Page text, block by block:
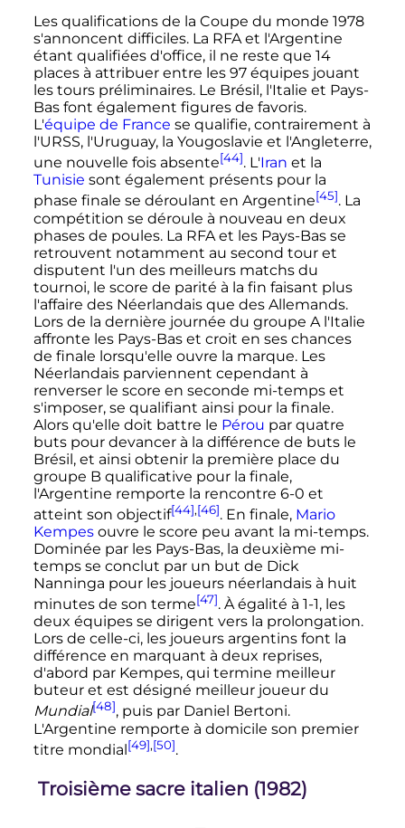
Les qualifications de la Coupe du monde 1978
s'annoncent difficiles. La RFA et l'Argentine
étant qualifiées d'office, il ne reste que 14
places à attribuer entre les 97 équipes jouant
les tours préliminaires. Le Brésil, l'Italie et Pays-
Bas font également figures de favoris.
L'équipe de France se qualifie, contrairement à
l'URSS, l'Uruguay, la Yougoslavie et l'Angleterre,
une nouvelle fois absente[44]. L'Iran et la
Tunisie sont également présents pour la
phase finale se déroulant en Argentine[45]. La
compétition se déroule à nouveau en deux
phases de poules. La RFA et les Pays-Bas se
retrouvent notamment au second tour et
disputent l'un des meilleursmatchs du
tournoi, le score de parité à la fin faisant plus
l'affaire des Néerlandais que des Allemands.
Lors de la dernière journée du groupe A l'Italie
affronte les Pays-Bas et croit en ses chances
de finale lorsqu'elle ouvre la marque. Les
Néerlandais parviennent cependant à
renverser le score en seconde mi-temps et
s'imposer, se qualifiant ainsi pour la finale.
Alors qu'elle doit battre le Pérou par quatre
buts pour devancer à la différence de buts le
Brésil, et ainsi obtenir la première place du
groupe B qualificative pour la finale,
l'Argentine remporte la rencontre 6-0 et
atteint son objectif[44],[46]. En finale, Mario
Kempesouvre le score peu avant la mi-temps.
Dominée par les Pays-Bas, la deuxième mi-
temps se conclut par un but de Dick
Nanninga pour les joueurs néerlandais à huit
minutes de son terme[47]. À égalité à 1-1, les
deux équipes se dirigent vers la prolongation.
Lors de celle-ci, les joueurs argentins font la
différence en marquant à deux reprises,
d'abord par Kempes, qui termine meilleur
buteur et est désigné meilleur joueur du
Mundial[48], puis par Daniel Bertoni.
L'Argentine remporte à domicile son premier
titre mondial[49],[50].
Troisième sacre italien (1982)